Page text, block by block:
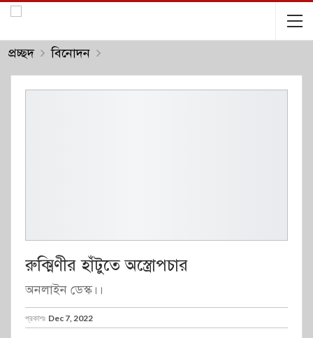
প্রচ্ছদ বিনোদন
রুক্মিণীর হাঁটুতে অস্ত্রোপচার
অনলাইন ডেস্ক।।
প্রকাশঃ Dec 7, 2022